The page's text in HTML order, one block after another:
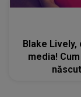
Blake
media!